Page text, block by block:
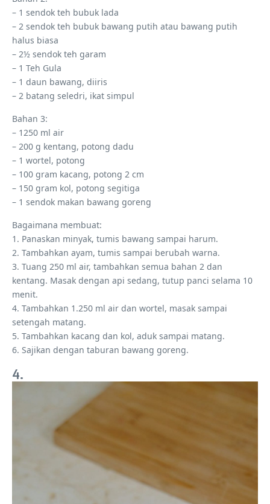
– 1 sendok teh bubuk lada
– 2 sendok teh bubuk bawang putih atau bawang putih
halus biasa
– 2½ sendok teh garam
– 1 Teh Gula
– 1 daun bawang, diiris
– 2 batang seledri, ikat simpul
Bahan 3:
– 1250 ml air
– 200 g kentang, potong dadu
– 1 wortel, potong
– 100 gram kacang, potong 2 cm
– 150 gram kol, potong segitiga
– 1 sendok makan bawang goreng
Bagaimana membuat:
1. Panaskan minyak, tumis bawang sampai harum.
2. Tambahkan ayam, tumis sampai berubah warna.
3. Tuang 250 ml air, tambahkan semua bahan 2 dan
kentang. Masak dengan api sedang, tutup panci selama 10
menit.
4. Tambahkan 1.250 ml air dan wortel, masak sampai
setengah matang.
5. Tambahkan kacang dan kol, aduk sampai matang.
6. Sajikan dengan taburan bawang goreng.
4.